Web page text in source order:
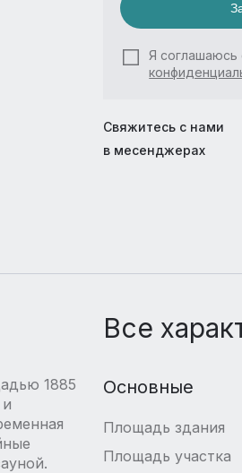
Я
Свяжитесь с нами
в месенджерах
1885
Все
Основные
Площадь здания
Площадь участка